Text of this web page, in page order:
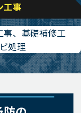
工事
事、基礎補修工
処理